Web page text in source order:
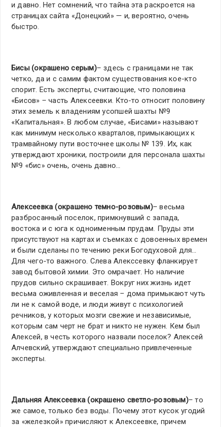
и давно. Нет сомнений, что тайна эта раскроется на
страницах сайта «Донецкий» — и, вероятно, очень
быстро.
Бисы (окрашено серым)– здесь с границами не так
четко, да и с самим фактом существования кое-кто
спорит. Есть эксперты, считающие, что половина
«Бисов» – часть Алексеевки. Кто-то относит половину
этих земель к владениям усопшей шахты №9
«Капитальная». В любом случае, «Бисами» называют
как минимум несколько кварталов, примыкающих к
трамвайному пути восточнее школы № 139. Их, как
утверждают хроники, построили для персонала шахты
№9 «бис» очень, очень давно…
Алексеевка (окрашено темно-розовым)– весьма
разбросанный поселок, примкнувший с запада,
востока и с юга к одноименным прудам. Пруды эти
присутствуют на картах и съемках с довоенных времен
и были сделаны по течению реки Богодуховой для…
Для чего-то важного. Слева Алекссевку фланкирует
завод бытовой химии. Это омрачает. Но наличие
прудов сильно скрашивает. Вокруг них жизнь идет
весьма оживленная и веселая – дома примыкают чуть
ли не к самой воде, и люди живут с психологией
речников, у которых мозги свежие и независимые,
которым сам черт не брат и никто не нужен. Кем был
Алексей, в честь которого назвали поселок? Алексей
Алчевский, утверждают специально привлеченные
эксперты.
Дальняя Алексеевка (окрашено светло-розовым)– то
же самое, только без воды. Почему этот кусок угодий
за «железкой» причисляют к Алексеевке, причем